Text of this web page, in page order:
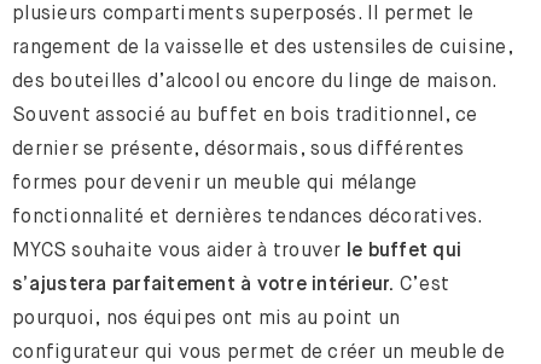
plusieurs compartiments superposés. Il permet le
rangement de la vaisselle et des ustensiles de cuisine,
des bouteilles d’alcool ou encore du linge de maison.
Souvent associé au buffet en bois traditionnel, ce
dernier se présente, désormais, sous différentes
formes pour devenir un meuble qui mélange
fonctionnalité et dernières tendances décoratives.
MYCS souhaite vous aider à trouver le buffet qui
s’ajustera parfaitement à votre intérieur. C’est
pourquoi, nos équipes ont mis au point un
configurateur qui vous permet de créer un meuble de